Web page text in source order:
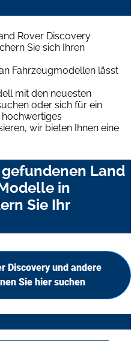
Rover Discovery
Sie sich Ihren
Fahrzeugmodellen lässt
mit den neuesten
oder sich für ein
wir bieten Ihnen eine
Land
in
Sie Ihr
Discovery und andere
Sie hier suchen